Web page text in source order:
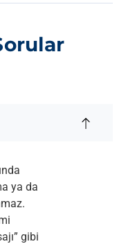
ya da
gibi